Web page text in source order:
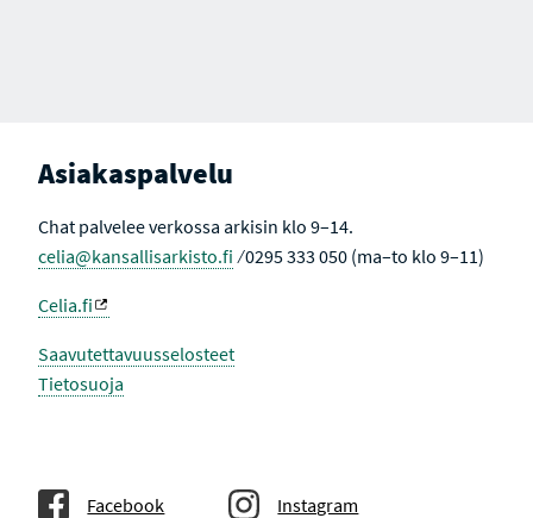
Asiakaspalvelu
Chat palvelee verkossa arkisin klo 9–14.
celia@kansallisarkisto.fi ⁄ 0295 333 050 (ma–to klo 9–11)
Celia.fi
Saavutettavuusselosteet
Tietosuoja
Facebook Instagram